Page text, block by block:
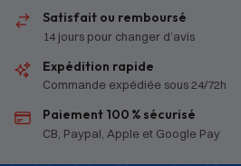
Satisfait ou remboursé
14 jours pour changer d’avis
Expédition rapide
Commande expédiée sous 24/72h
Paiement 100 % sécurisé
CB, Paypal, Apple et Google Pay